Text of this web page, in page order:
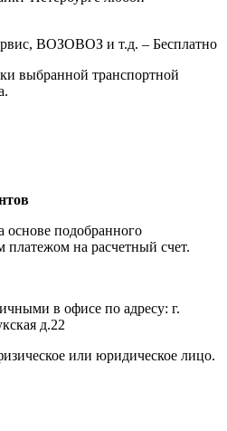
ВОЗОВОЗ и т.д. – Бесплатно
выбранной транспортной
основе подобранного
платежом на расчетный счет.
в офисе по адресу: г.
д.22
или юридическое лицо.